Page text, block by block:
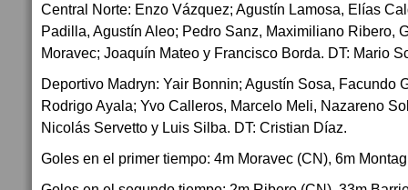
Central Norte: Enzo Vázquez; Agustín Lamosa, Elías
Padilla, Agustín Aleo; Pedro Sanz, Maximiliano Ribero,
Moravec; Joaquín Mateo y Francisco Borda. DT: Mario
Deportivo Madryn: Yair Bonnin; Agustín Sosa, Facundo
Rodrigo Ayala; Yvo Calleros, Marcelo Meli, Nazareno
Nicolás Servetto y Luis Silba. DT: Cristian Díaz.
Goles en el primer tiempo: 4m Moravec (CN), 6m